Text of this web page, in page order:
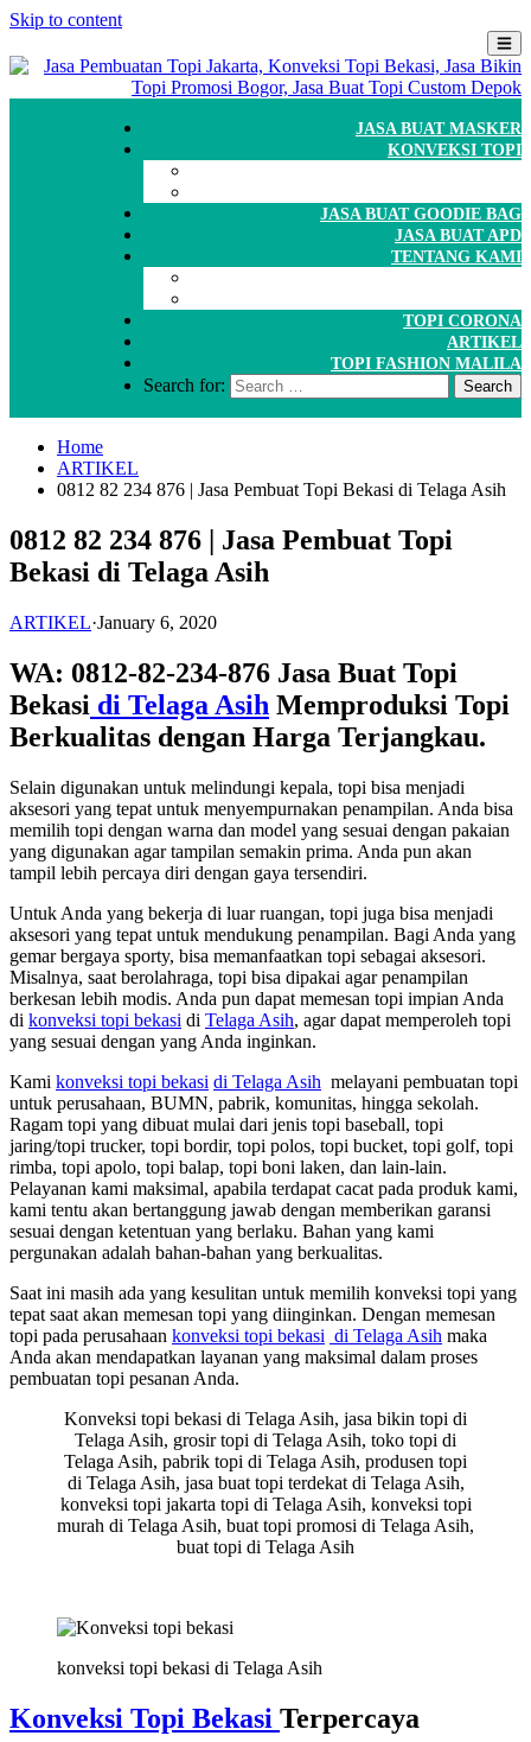
Skip to content
JASA BUAT MASKER
KONVEKSI TOPI
JASA BUAT GOODIE BAG
JASA BUAT APD
TENTANG KAMI
TOPI CORONA
ARTIKEL
TOPI FASHION MALILA
Search for:
Home
ARTIKEL
0812 82 234 876 | Jasa Pembuat Topi Bekasi di Telaga Asih
0812 82 234 876 | Jasa Pembuat Topi
Bekasi di Telaga Asih
ARTIKEL·January 6, 2020
WA: 0812-82-234-876 Jasa Buat Topi
Bekasi di Telaga Asih Memproduksi Topi
Berkualitas dengan Harga Terjangkau.
Selain digunakan untuk melindungi kepala, topi bisa menjadi
aksesori yang tepat untuk menyempurnakan penampilan. Anda bisa
memilih topi dengan warna dan model yang sesuai dengan pakaian
yang digunakan agar tampilan semakin prima. Anda pun akan
tampil lebih percaya diri dengan gaya tersendiri.
Untuk Anda yang bekerja di luar ruangan, topi juga bisa menjadi
aksesori yang tepat untuk mendukung penampilan. Bagi Anda yang
gemar bergaya sporty, bisa memanfaatkan topi sebagai aksesori.
Misalnya, saat berolahraga, topi bisa dipakai agar penampilan
berkesan lebih modis. Anda pun dapat memesan topi impian Anda
di konveksi topi bekasi di Telaga Asih, agar dapat memperoleh topi
yang sesuai dengan yang Anda inginkan.
Kami konveksi topi bekasi di Telaga Asih melayani pembuatan topi
untuk perusahaan, BUMN, pabrik, komunitas, hingga sekolah.
Ragam topi yang dibuat mulai dari jenis topi baseball, topi
jaring/topi trucker, topi bordir, topi polos, topi bucket, topi golf, topi
rimba, topi apolo, topi balap, topi boni laken, dan lain-lain.
Pelayanan kami maksimal, apabila terdapat cacat pada produk kami,
kami tentu akan bertanggung jawab dengan memberikan garansi
sesuai dengan ketentuan yang berlaku. Bahan yang kami
pergunakan adalah bahan-bahan yang berkualitas.
Saat ini masih ada yang kesulitan untuk memilih konveksi topi yang
tepat saat akan memesan topi yang diinginkan. Dengan memesan
topi pada perusahaan konveksi topi bekasi di Telaga Asih maka
Anda akan mendapatkan layanan yang maksimal dalam proses
pembuatan topi pesanan Anda.
Konveksi topi bekasi di Telaga Asih, jasa bikin topi di
Telaga Asih, grosir topi di Telaga Asih, toko topi di
Telaga Asih, pabrik topi di Telaga Asih, produsen topi
di Telaga Asih, jasa buat topi terdekat di Telaga Asih,
konveksi topi jakarta topi di Telaga Asih, konveksi topi
murah di Telaga Asih, buat topi promosi di Telaga Asih,
buat topi di Telaga Asih
konveksi topi bekasi di Telaga Asih
Konveksi Topi Bekasi Terpercaya